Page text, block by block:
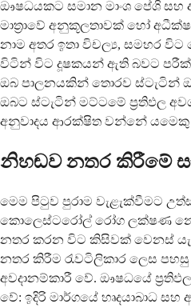
ඖෂධයකට සමාන මාංශ පේශි සහ
මාත්‍රාවේ අනුකූලතාවක් හෝ
නාම අතර ඉතා විචල්‍ය, සමහර
විටින් විට දූෂකයන් ඇති බවට
ඔබ පාලනයකින් තොරව ස්ටැටින්
ඔබට ස්ටැටින් මට්ටමේ ප්‍රතිඵල
අනුවාදය ආරක්ෂිත වන්නේ යමෙකු
නිහඬව නතර කිරීමේ
මෙම පිටුව පුරාම වැළැක්වීමට
කොලෙස්ටරෝල් රෝග ලක්ෂණ
නතර කරන විට කිසිවක් වෙනස්
නතර කිරීම රැවටිලිකාර ලෙස
අවදානම්කාරී වේ. ඖෂධයේ
වේ: ඉදිරි මාර්ගයේ හෘදයාබාධ